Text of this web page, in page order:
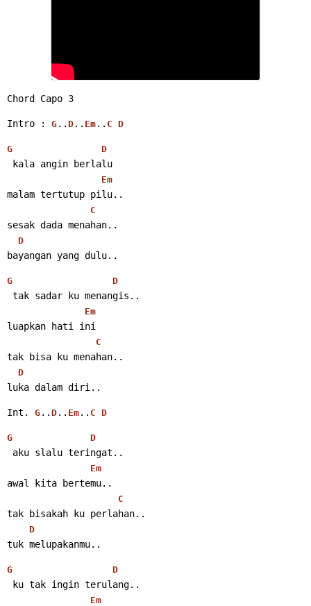
Chord Capo 3
Intro : G .. D .. Em .. C D
G D
kala angin berlalu
Em
malam tertutup pilu..
C
sesak dada menahan..
D
bayangan yang dulu..
G D
tak sadar ku menangis..
Em
luapkan hati ini
C
tak bisa ku menahan..
D
luka dalam diri..
Int. G .. D .. Em .. C D
G D
aku slalu teringat..
Em
awal kita bertemu..
C
tak bisakah ku perlahan..
D
tuk melupakanmu..
G D
ku tak ingin terulang..
Em